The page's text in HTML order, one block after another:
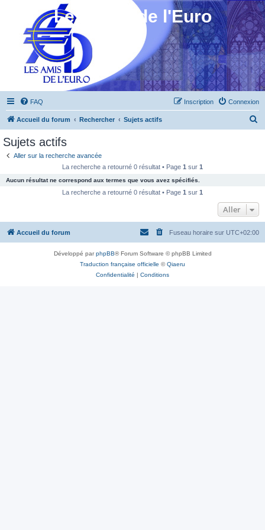
Les Amis de l'Euro
FAQ Connexion
Inscription
Accueil du forum Rechercher Sujets actifs
c
e
Sujets actifs
Aller sur la recherche avancée
La recherche a retourné 0 résultat • Page 1 sur 1
Aucun résultat ne correspond aux termes que vous avez spécifiés.
La recherche a retourné 0 résultat • Page 1 sur 1
Aller
Accueil du forum Fuseau horaire sur UTC+02:00
Développé parphpBB® Forum Software © phpBB Limited
Traduction française officielle ©Qiaeru
Confidentialité | Conditions